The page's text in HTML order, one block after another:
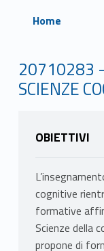
Home
20710283 -
SCIENZE
OBIETTIVI
cognitive
formative
Scienze della
propone di